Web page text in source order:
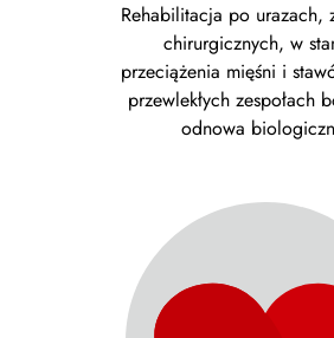
Rehabilitacja po urazach,
chirurgicznych, w
przeciążenia mięśni i
przewlekłych zespołach
odnowa